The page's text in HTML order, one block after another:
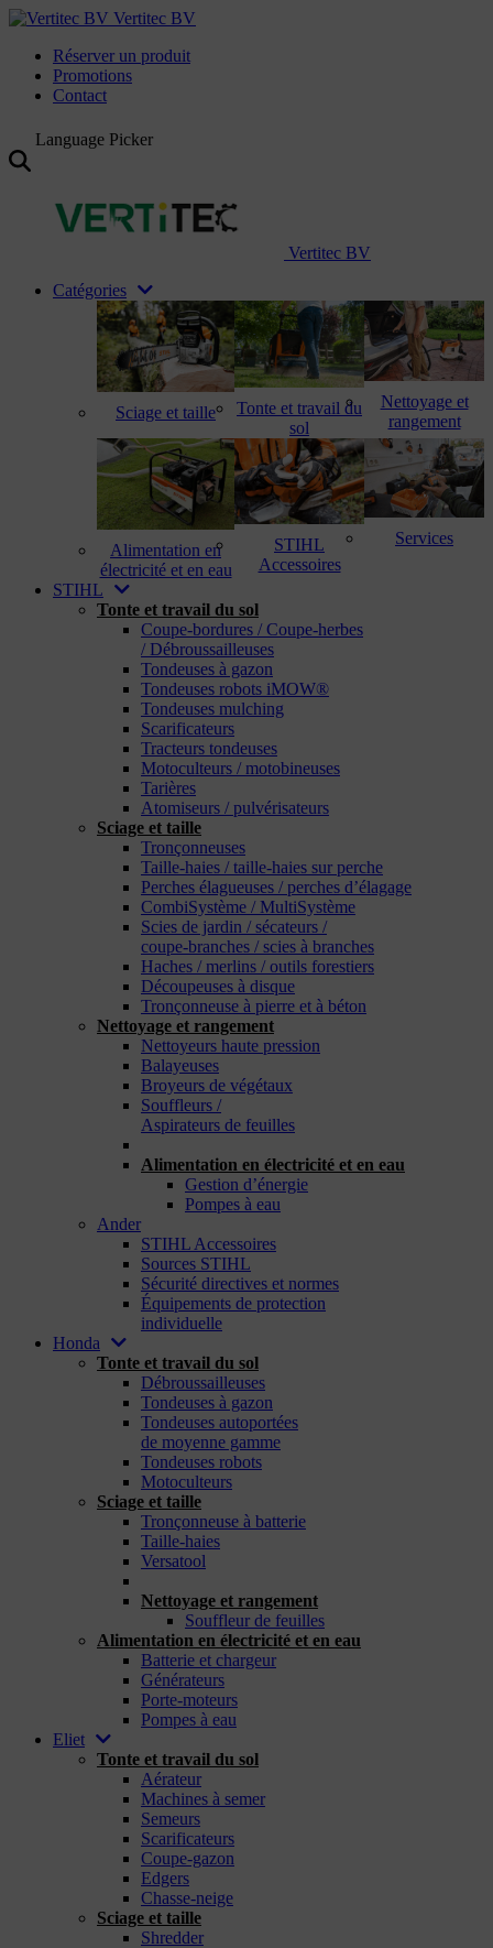
Vertitec BV
Réserver un produit
Promotions
Contact
Language Picker
Vertitec BV
Catégories
Sciage et taille
Tonte et travail du
sol
Nettoyage et
rangement
Alimentation en
électricité et en eau
STIHL
Accessoires
Services
STIHL
Tonte et travail du sol
Coupe-bordures / Coupe-herbes
/ Débroussailleuses
Tondeuses à gazon
Tondeuses robots iMOW®
Tondeuses mulching
Scarificateurs
Tracteurs tondeuses
Motoculteurs / motobineuses
Tarières
Atomiseurs / pulvérisateurs
Sciage et taille
Tronçonneuses
Taille-haies / taille-haies sur perche
Perches élagueuses / perches d’élagage
CombiSystème / MultiSystème
Scies de jardin / sécateurs /
coupe-branches / scies à branches
Haches / merlins / outils forestiers
Découpeuses à disque
Tronçonneuse à pierre et à béton
Nettoyage et rangement
Nettoyeurs haute pression
Balayeuses
Broyeurs de végétaux
Souffleurs /
Aspirateurs de feuilles
Alimentation en électricité et en eau
Gestion d’énergie
Pompes à eau
Ander
STIHL Accessoires
Sources STIHL
Sécurité directives et normes
Équipements de protection
individuelle
Honda
Tonte et travail du sol
Débroussailleuses
Tondeuses à gazon
Tondeuses autoportées
de moyenne gamme
Tondeuses robots
Motoculteurs
Sciage et taille
Tronçonneuse à batterie
Taille-haies
Versatool
Nettoyage et rangement
Souffleur de feuilles
Alimentation en électricité et en eau
Batterie et chargeur
Générateurs
Porte-moteurs
Pompes à eau
Eliet
Tonte et travail du sol
Aérateur
Machines à semer
Semeurs
Scarificateurs
Coupe-gazon
Edgers
Chasse-neige
Sciage et taille
Shredder